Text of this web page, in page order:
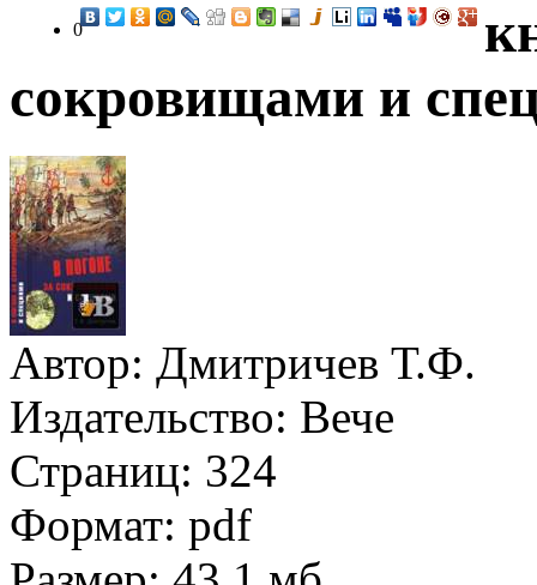
0
сокровищами и
Автор: Дмитричев Т.Ф.
Издательство: Вече
Страниц: 324
Формат: pdf